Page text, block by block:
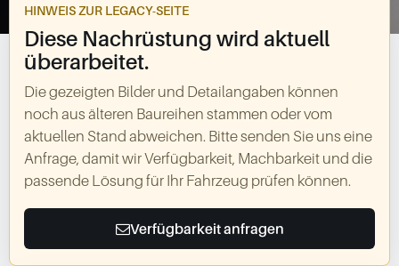
HINWEIS ZUR LEGACY-SEITE
Diese Nachrüstung wird aktuell
überarbeitet.
Die gezeigten Bilder und Detailangaben können
noch aus älteren Baureihen stammen oder vom
aktuellen Stand abweichen. Bitte senden Sie uns eine
Anfrage, damit wir Verfügbarkeit, Machbarkeit und die
passende Lösung für Ihr Fahrzeug prüfen können.
Verfügbarkeit anfragen